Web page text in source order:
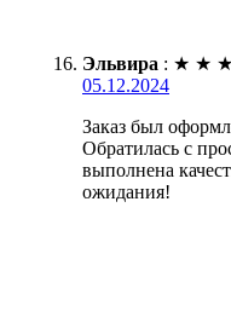
Эльвира : ★ ★ ★
05.12.2024
Заказ был
Обратилась с
выполнена
ожидания!